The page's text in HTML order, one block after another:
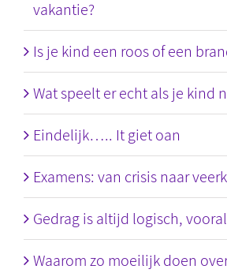
vakantie?
Is je kind een roos of een
Wat speelt er echt als je kind
Eindelijk….. It giet oan
Examens: van crisis naar
Gedrag is altijd logisch,
Waarom zo moeilijk doen